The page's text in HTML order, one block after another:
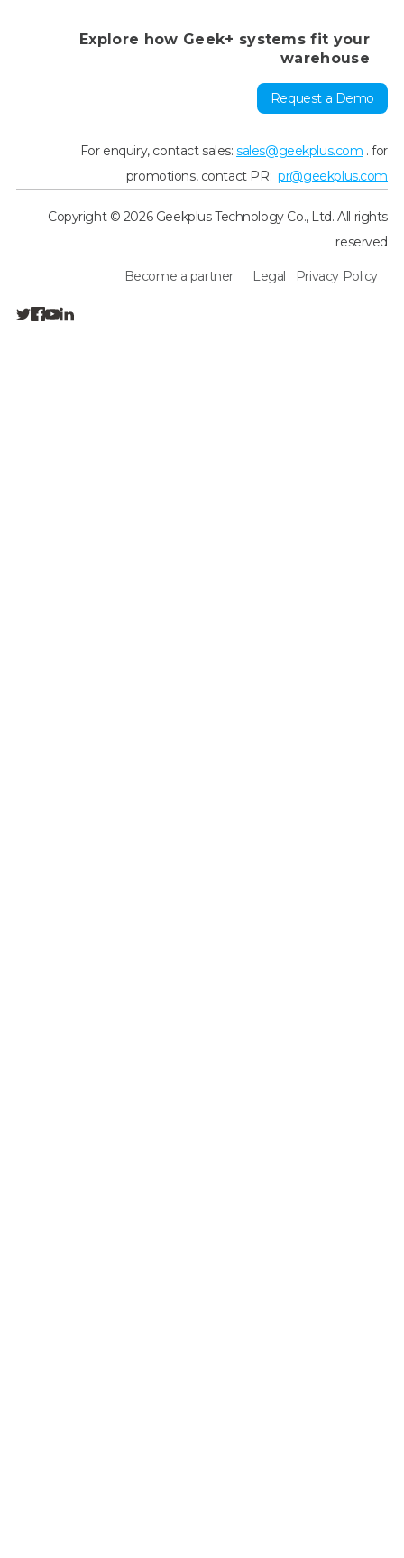
Explore how Geek+ systems fit your
warehouse
Request a Demo
For enquiry, contact sales:sales@geekplus.com . for
promotions, contact PR:pr@geekplus.com
Copyright © 2026 Geekplus Technology Co., Ltd. All rights
reserved.
Privacy Policy
Legal
Become a partner